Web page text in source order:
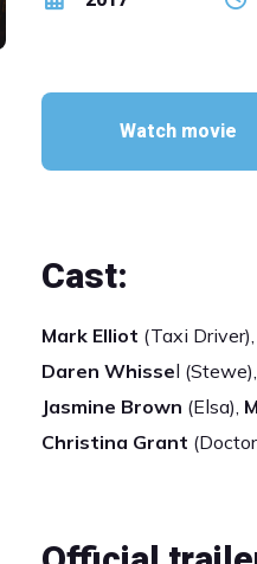
Watch movie
Cast:
Mark Elliot (Taxi Driver),
Daren Whissel (Stewe),
Jasmine Brown (Elsa),
Christina Grant